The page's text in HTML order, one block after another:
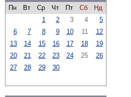
Пн
Вт Ср Чт Пт Сб
Нд
1
2 3 4
5
6
7 8 9 10 11
12
13
14 15 16 17 18
19
20
21 22 23 24 25
26
27
28 29 30